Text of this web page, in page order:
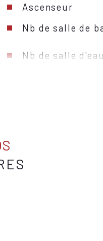
Ascenseur
Nb de salle de
Nb de salle d'eau
Terrasse